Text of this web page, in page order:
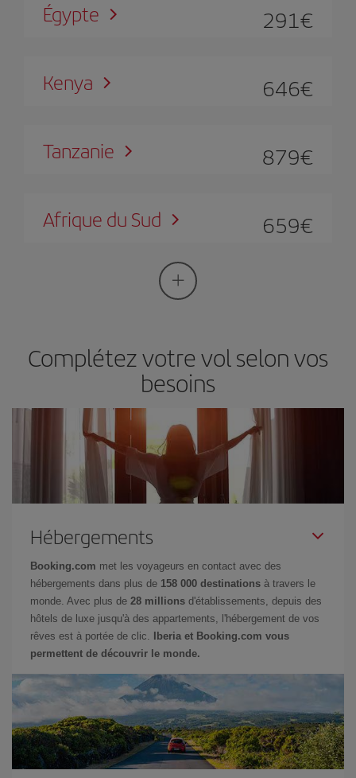
Égypte 291€
Kenya 646€
Tanzanie 879€
Afrique du Sud 659€
Complétez votre vol selon vos
besoins
Hébergements
Booking.com met les voyageurs en contact avec des
hébergements dans plus de 158 000 destinations à travers le
monde. Avec plus de 28 millions d'établissements, depuis des
hôtels de luxe jusqu'à des appartements, l'hébergement de vos
rêves est à portée de clic.
Iberia et Booking.com vous
permettent de découvrir le monde.